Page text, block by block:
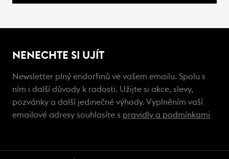
NENECHTE SI UJÍT
Newsletter plný endorfinů ve vašem emailu. Spolu s
ním i další důvody k radosti. Užijte si akce, slevy,
pozvánky a další jedinečné výhody. Vyplněním vaší
emailové adresy souhlasíte s pravidly a podmínkami